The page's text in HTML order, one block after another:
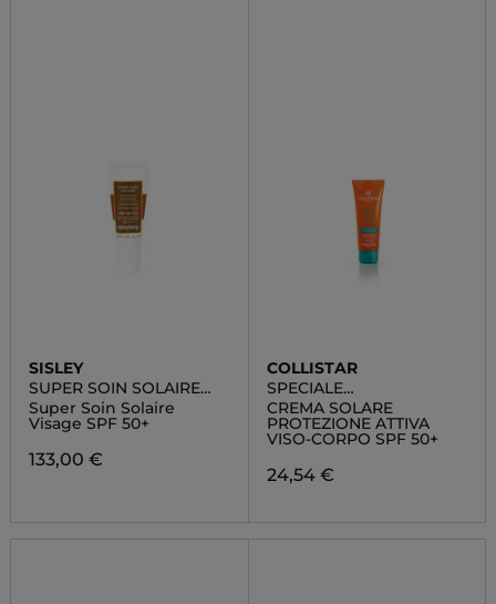
SISLEY
SUPER SOIN SOLAIRE
VISAGE SPF50+
Super Soin Solaire
Visage SPF 50+
133,00 €
COLLISTAR
SPECIALE
ABBRONZATURA
PERFETTA
CREMA SOLARE
PROTEZIONE ATTIVA
VISO-CORPO SPF 50+
24,54 €